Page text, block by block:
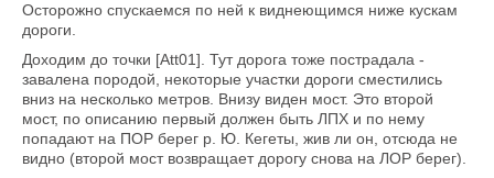
Осторожно спускаемся по ней к виднеющимся ниже кускам
дороги.
Доходим до точки [Att01]. Тут дорога тоже пострадала -
завалена породой, некоторые участки дороги сместились
вниз на несколько метров. Внизу виден мост. Это второй
мост, по описанию первый должен быть ЛПХ и по нему
попадают на ПОР берег р. Ю. Кегеты, жив ли он, отсюда не
видно (второй мост возвращает дорогу снова на ЛОР берег).